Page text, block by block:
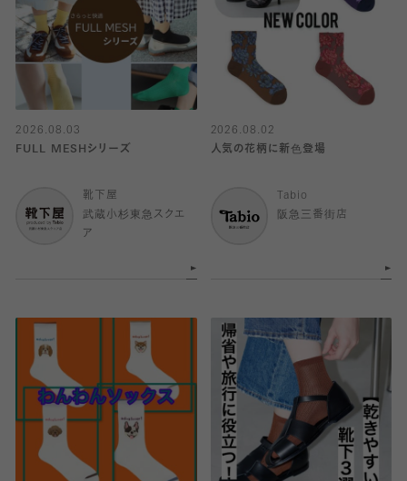
2026.08.03
FULL MESHシリーズ
靴下屋
武蔵小杉東急スクエ
ア
2026.08.02
人気の花柄に新色登場
Tabio
阪急三番街店